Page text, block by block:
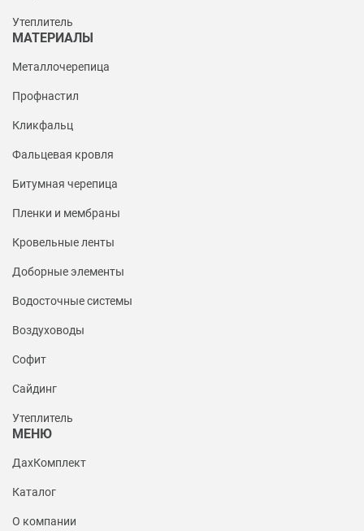
Утеплитель
МАТЕРИАЛЫ
Металлочерепица
Профнастил
Кликфальц
Фальцевая кровля
Битумная черепица
Пленки и мембраны
Кровельные ленты
Доборные элементы
Водосточные системы
Воздуховоды
Софит
Сайдинг
Утеплитель
МЕНЮ
ДахКомплект
Каталог
О компании